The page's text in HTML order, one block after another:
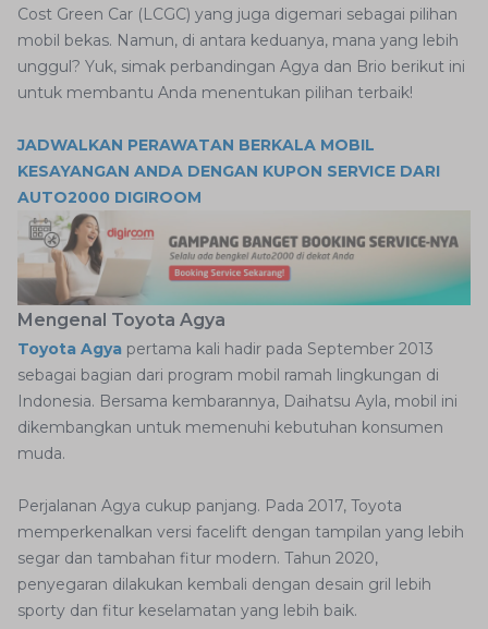
Cost Green Car (LCGC) yang juga digemari sebagai pilihan
mobil bekas. Namun, di antara keduanya, mana yang lebih
unggul? Yuk, simak perbandingan Agya dan Brio berikut ini
untuk membantu Anda menentukan pilihan terbaik!
JADWALKAN PERAWATAN BERKALA MOBIL
KESAYANGAN ANDA DENGAN KUPON SERVICE DARI
AUTO2000 DIGIROOM
Mengenal Toyota Agya
Toyota Agya pertama kali hadir pada September 2013
sebagai bagian dari program mobil ramah lingkungan di
Indonesia. Bersama kembarannya, Daihatsu Ayla, mobil ini
dikembangkan untuk memenuhi kebutuhan konsumen
muda.
Perjalanan Agya cukup panjang. Pada 2017, Toyota
memperkenalkan versi facelift dengan tampilan yang lebih
segar dan tambahan fitur modern. Tahun 2020,
penyegaran dilakukan kembali dengan desain gril lebih
sporty dan fitur keselamatan yang lebih baik.